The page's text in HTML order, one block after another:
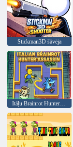
Stickman3D šāvēja
Itāļu Brainrot Hunter Assassin